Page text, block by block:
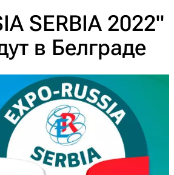
SERBIA 2022"
в Белграде